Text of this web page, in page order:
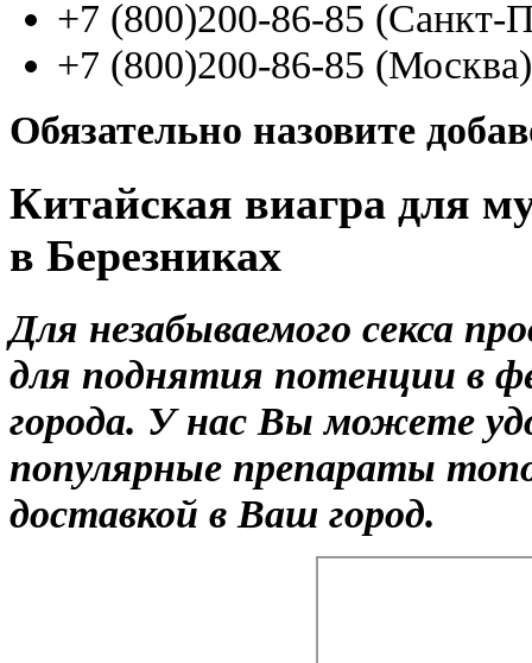
+7 (800)200-86-85 (Санкт-
+7 (800)200-86-85 (Москва)
Обязательно назовите
Китайская виагра для
в Березниках
Для незабываемого секса
для поднятия потенции в
города. У нас Вы можете
популярные препараты
доставкой в Ваш город.